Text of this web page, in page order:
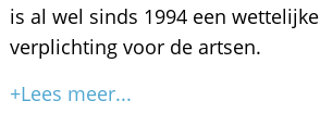
is al wel sinds 1994 een wettelijke
verplichting voor de artsen.
+Lees meer...